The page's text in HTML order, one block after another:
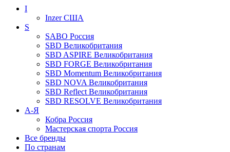
I
InzerСША
S
SABO Россия
SBD Великобритания
SBD ASPIRE Великобритания
SBD FORGE Великобритания
SBD Momentum Великобритания
SBD NOVA Великобритания
SBD Reflect Великобритания
SBD RESOLVE Великобритания
А-Я
Кобра Россия
Мастерская спорта Россия
Все бренды
По странам